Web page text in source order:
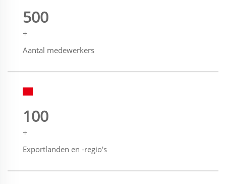
500
+
Aantal medewerkers
100
+
Exportlanden en -regio's